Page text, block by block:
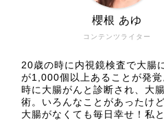
コンテンツライター
櫻根 あゆ
20歳の時に内視鏡検査で大腸
が1,000個以上あることが発
時に大腸がんと診断され、大
術。いろんなことがあったけ
大腸がなくても毎日幸せ！私